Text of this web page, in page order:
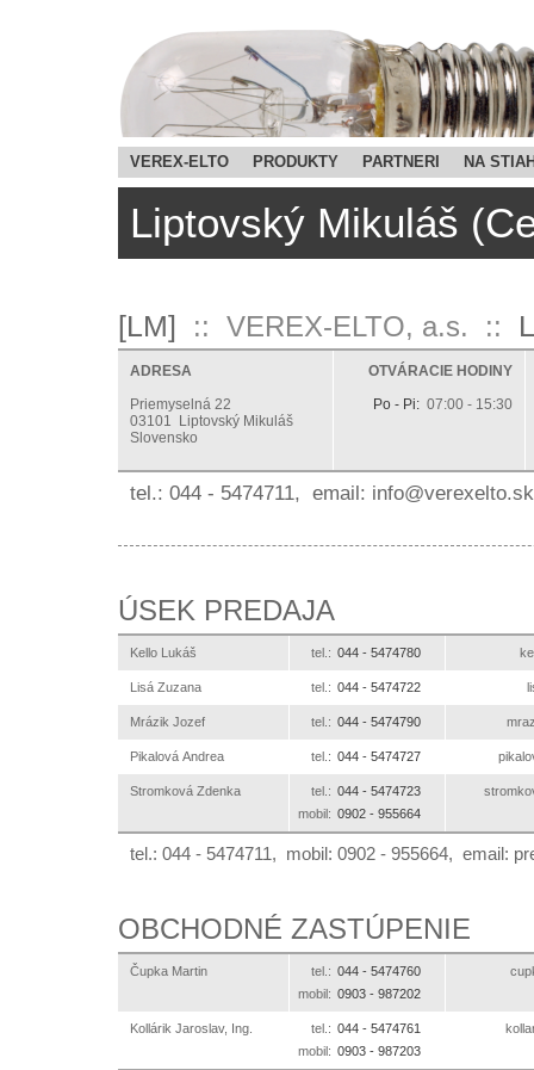
VEREX-ELTO PRODUKTY PARTNERI NA
Liptovský Mikuláš
[LM] :: VEREX-ELTO, a.s. ::
ADRESA
Priemyselná 22
03101 Liptovský Mikuláš
Slovensko
OTVÁRACIE HODINY
Po - Pi: 07:00 - 15:30
tel.: 044 - 5474711, email: ks.otlexerev@ofni
ÚSEK PREDAJA
Kello Lukáš tel.: 044 - 5474780
Lisá Zuzana tel.: 044 - 5474722
Mrázik Jozef tel.: 044 - 5474790
Pikalová Andrea tel.: 044 - 5474727
Stromková Zdenka
tel.:
mobil:
044 - 5474723
0902 - 955664
tel.: 044 - 5474711, mobil: 0902 - 955664, email:
OBCHODNÉ ZASTÚPENIE
Čupka Martin
tel.:
mobil:
044 - 5474760
0903 - 987202
Kollárik Jaroslav, Ing.
tel.:
mobil:
044 - 5474761
0903 - 987203